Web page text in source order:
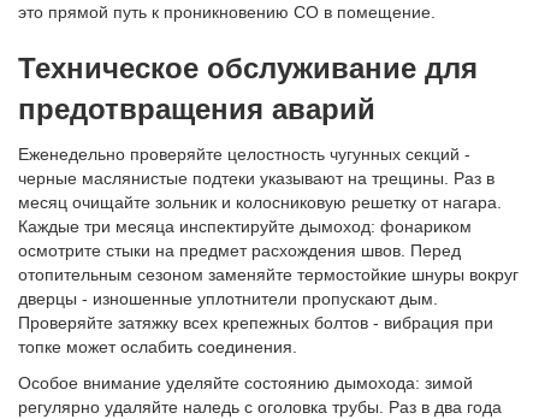
это прямой путь к проникновению CO в помещение.
Техническое обслуживание для
предотвращения аварий
Еженедельно проверяйте целостность чугунных секций -
черные маслянистые подтеки указывают на трещины. Раз в
месяц очищайте зольник и колосниковую решетку от нагара.
Каждые три месяца инспектируйте дымоход: фонариком
осмотрите стыки на предмет расхождения швов. Перед
отопительным сезоном заменяйте термостойкие шнуры вокруг
дверцы - изношенные уплотнители пропускают дым.
Проверяйте затяжку всех крепежных болтов - вибрация при
топке может ослабить соединения.
Особое внимание уделяйте состоянию дымохода: зимой
регулярно удаляйте наледь с оголовка трубы. Раз в два года